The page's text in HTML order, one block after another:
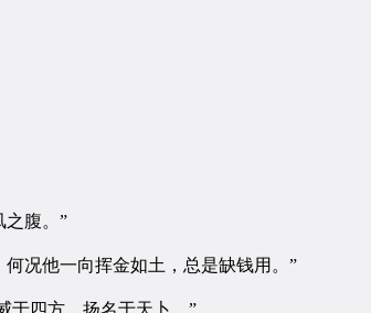
腹。”
况他一向挥金如土，总是缺钱用。”
四方，扬名于天卜。”